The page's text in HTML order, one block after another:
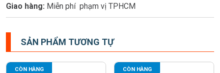
Giao hàng: Miễn phí phạm vị TPHCM
SẢN PHẨM TƯƠNG TỰ
CÒN HÀNG CÒN HÀNG